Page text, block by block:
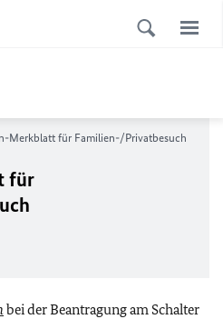
Merkblatt für Familien-/Privatbesuch
für
bei der Beantragung am Schalter